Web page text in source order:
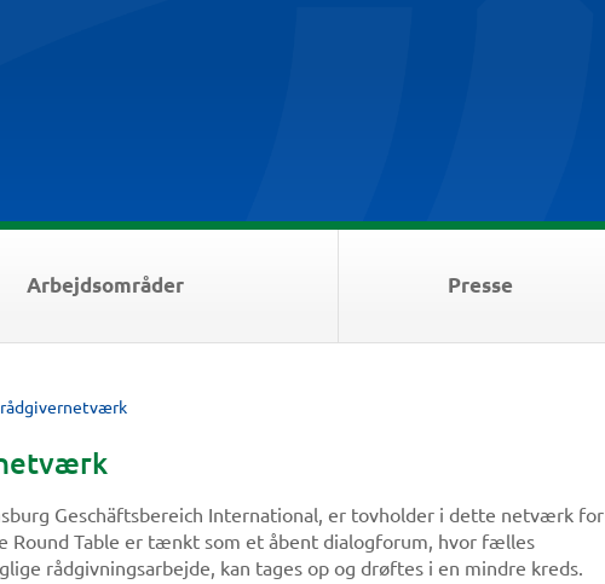
Arbejdsområder Presse
rådgivernetværk
Geschäftsbereich International, er tovholder i dette netværk for
Round Table er tænkt som et åbent dialogforum, hvor fælles
rådgivningsarbejde, kan tages op og drøftes i en mindre kreds.